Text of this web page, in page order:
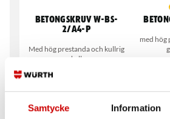
Samtycke Information
Betongskruv W-BS-
2/A4-P
Med hög prestanda och kullrig
skalle
Rostfritt syrafast stål A4
med hög